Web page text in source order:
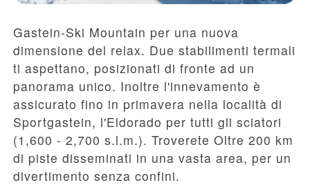
Gastein-Ski Mountain per una nuova
dimensione del relax. Due stabilimenti termali
ti aspettano, posizionati di fronte ad un
panorama unico. Inoltre l'innevamento è
assicurato fino in primavera nella località di
Sportgastein, l'Eldorado per tutti gli sciatori
(1,600 - 2,700 s.l.m.). Troverete Oltre 200 km
di piste disseminati in una vasta area, per un
divertimento senza confini.